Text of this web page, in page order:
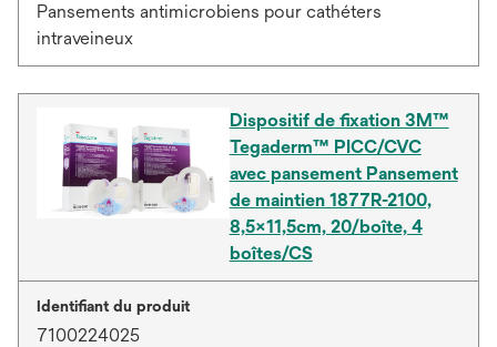
Pansements antimicrobiens pour cathéters
intraveineux
Dispositif de fixation 3M™
Tegaderm™ PICC/CVC
avec pansement Pansement
de maintien 1877R-2100,
8,5x11,5cm, 20/boîte, 4
boîtes/CS
Identifiant du produit
7100224025